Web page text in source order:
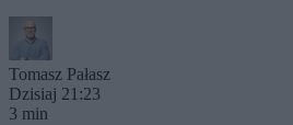
Tomasz Pałasz
Dzisiaj 21:23
3 min